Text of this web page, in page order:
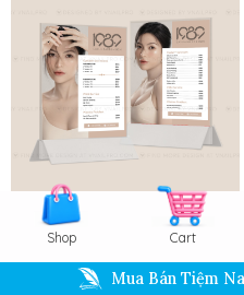
Shop Cart
Mua Bán Tiệm